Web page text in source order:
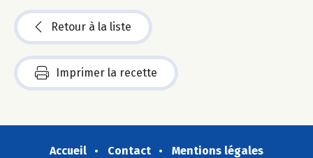
Retour à la liste
Imprimer la recette
Accueil Contact
Mentions légales